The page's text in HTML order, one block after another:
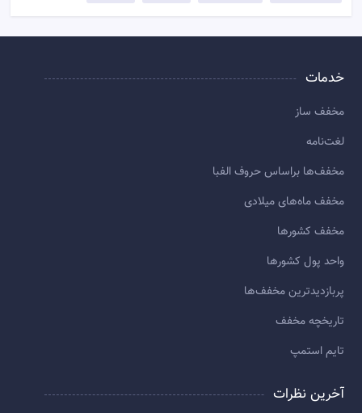
خدمات
مخفف ساز
لغت‌نامه
مخفف‌ها براساس حروف الفبا
مخفف ماه‌های میلادی
مخفف کشورها
واحد پول کشورها
پربازديدترين مخفف‌ها
تاريخچه مخفف
تایم استمپ
آخرین نظرات